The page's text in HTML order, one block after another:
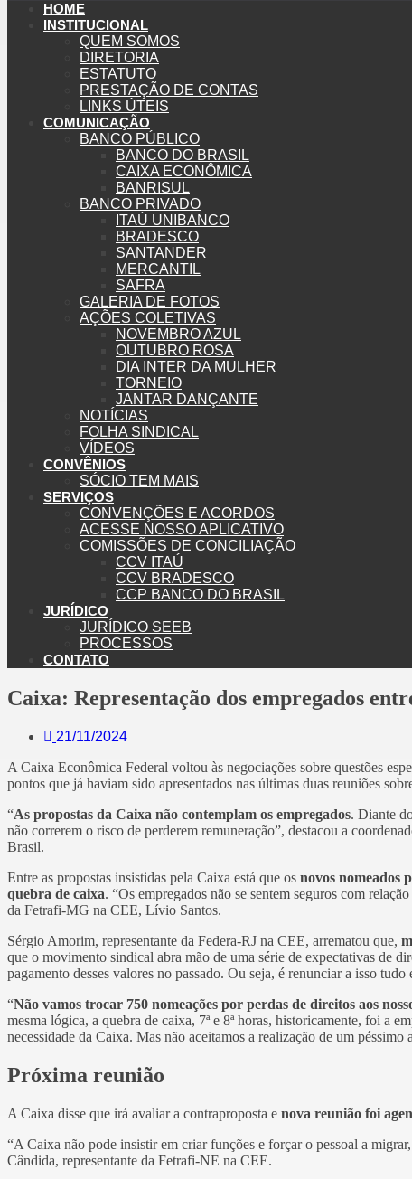
HOME
INSTITUCIONAL
QUEM SOMOS
DIRETORIA
ESTATUTO
PRESTAÇÃO DE CONTAS
LINKS ÚTEIS
COMUNICAÇÃO
BANCO PÚBLICO
BANCO DO BRASIL
CAIXA ECONÔMICA
BANRISUL
BANCO PRIVADO
ITAÚ UNIBANCO
BRADESCO
SANTANDER
MERCANTIL
SAFRA
GALERIA DE FOTOS
AÇÕES COLETIVAS
NOVEMBRO AZUL
OUTUBRO ROSA
DIA INTER DA MULHER
TORNEIO
JANTAR DANÇANTE
NOTÍCIAS
FOLHA SINDICAL
VÍDEOS
CONVÊNIOS
SÓCIO TEM MAIS
SERVIÇOS
CONVENÇÕES E ACORDOS
ACESSE NOSSO APLICATIVO
COMISSÕES DE CONCILIAÇÃO
CCV ITAÚ
CCV BRADESCO
CCP BANCO DO BRASIL
JURÍDICO
JURÍDICO SEEB
PROCESSOS
CONTATO
Caixa: Representação dos empregados
21/11/2024
A Caixa Econômica Federal voltou às negociações sobre questões
pontos que já haviam sido apresentados nas últimas duas reuniões
“As propostas da Caixa não contemplam os empregados. Diante
não correrem o risco de perderem remuneração”, destacou a
Brasil.
Entre as propostas insistidas pela Caixa está que os novos nomeados
quebra de caixa. “Os empregados não se sentem seguros com
da Fetrafi-MG na CEE, Lívio Santos.
Sérgio Amorim, representante da Federa-RJ na CEE, arrematou que,
que o movimento sindical abra mão de uma série de expectativas de
pagamento desses valores no passado. Ou seja, é renunciar a isso
“Não vamos trocar 750 nomeações por perdas de direitos aos
mesma lógica, a quebra de caixa, 7ª e 8ª horas, historicamente, foi a
necessidade da Caixa. Mas não aceitamos a realização de um péssimo
Próxima reunião
A Caixa disse que irá avaliar a contraproposta e nova reunião foi
“A Caixa não pode insistir em criar funções e forçar o pessoal a
Cândida, representante da Fetrafi-NE na CEE.